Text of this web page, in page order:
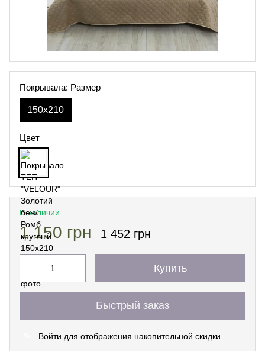
Покрывала: Размер
150х210
Цвет
В наличии
1 150 грн 1 452 грн
Купить
Быстрый заказ
Войти для отображения накопительной скидки